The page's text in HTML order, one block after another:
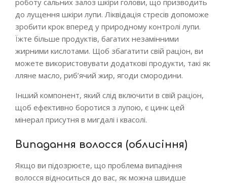
роботу сальних залоз шкіри голови, що призводить
до лущення шкіри лупи. Ліквідація стресів допоможе
зробити крок вперед у природному контролі лупи.
Їжте більше продуктів, багатих незамінними
жирними кислотами. Щоб збагатити свій раціон, ви
можете використовувати додаткові продукти, такі як
лляне масло, риб’ячий жир, ягоди смородини.
Інший компонент, який слід включити в свій раціон,
щоб ефективно боротися з лупою, є цинк цей
мінерал присутня в мигдалі і квасолі.
Випадання волосся (облисіння)
Якщо ви підозрюєте, що проблема випадіння
волосся відноситься до вас, як можна швидше